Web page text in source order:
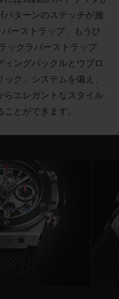
ターンのステッチが施
ーストラップ、もうひ
ックラバーストラップ
ィングバックルとウブロ
ク」システムを備え、
らエレガントなスタイル
とができます。